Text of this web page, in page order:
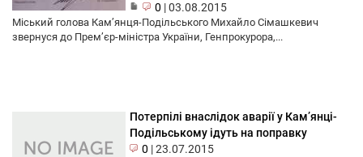
0 |03.08.2015
Міський голова Кам’янця-Подільського Михайло Сімашкевич
звернуся до Прем’єр-міністра України, Генпрокурора,...
Потерпілі внаслідок аварії у Кам’янці-
Подільському ідуть на поправку
0 |23.07.2015